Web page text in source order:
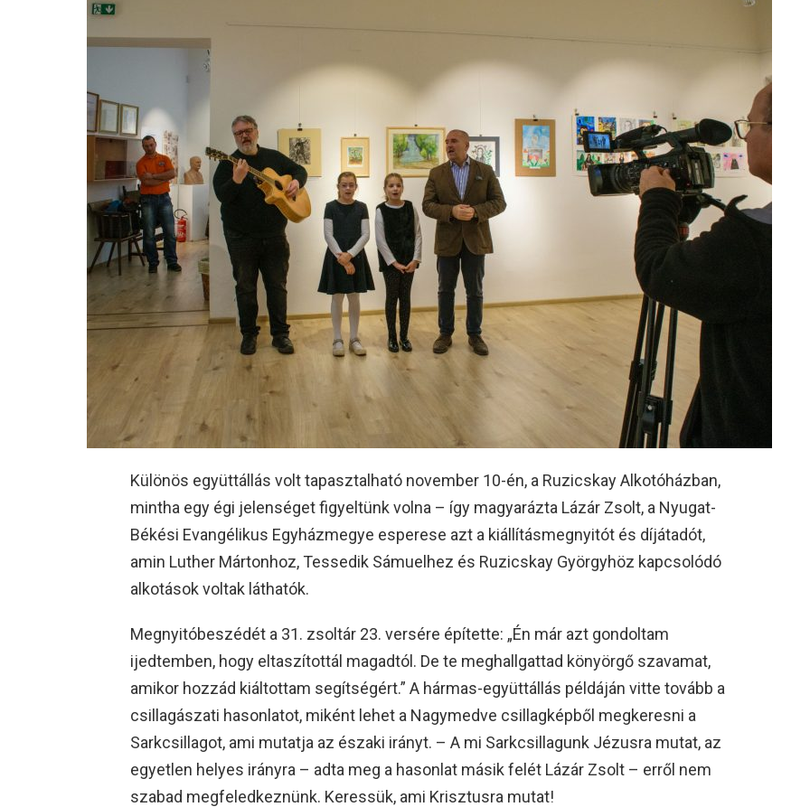
Különös együttállás volt tapasztalható november 10-én, a Ruzicskay Alkotóházban,
mintha egy égi jelenséget figyeltünk volna – így magyarázta Lázár Zsolt, a Nyugat-
Békési Evangélikus Egyházmegye esperese azt a kiállításmegnyitót és díjátadót,
amin Luther Mártonhoz, Tessedik Sámuelhez és Ruzicskay Györgyhöz kapcsolódó
alkotások voltak láthatók.
Megnyitóbeszédét a 31. zsoltár 23. versére építette: „Én már azt gondoltam
ijedtemben, hogy eltaszítottál magadtól. De te meghallgattad könyörgő szavamat,
amikor hozzád kiáltottam segítségért.” A hármas-együttállás példáján vitte tovább a
csillagászati hasonlatot, miként lehet a Nagymedve csillagképből megkeresni a
Sarkcsillagot, ami mutatja az északi irányt. – A mi Sarkcsillagunk Jézusra mutat, az
egyetlen helyes irányra – adta meg a hasonlat másik felét Lázár Zsolt – erről nem
szabad megfeledkeznünk. Keressük, ami Krisztusra mutat!